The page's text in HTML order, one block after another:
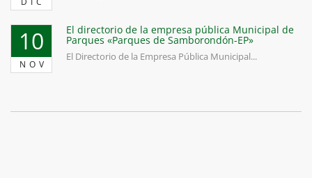
10
NOV
El directorio de la empresa pública Municipal de
Parques «Parques de Samborondón-EP»
El Directorio de la Empresa Pública Municipal...